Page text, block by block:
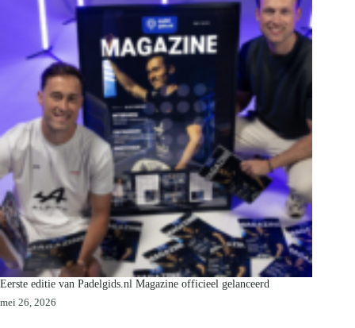
Eerste editie van Padelgids.nl Magazine officieel gelanceerd
mei 26, 2026